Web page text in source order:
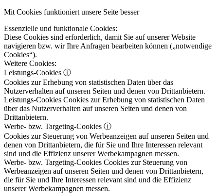
Mit Cookies funktioniert unsere Seite besser
Essenzielle und funktionale Cookies:
Diese Cookies sind erforderlich, damit Sie auf unserer Website
navigieren bzw. wir Ihre Anfragen bearbeiten können („notwendige
Cookies“).
Weitere Cookies:
Leistungs-Cookies ⓘ
Cookies zur Erhebung von statistischen Daten über das
Nutzerverhalten auf unseren Seiten und denen von Drittanbietern.
Leistungs-Cookies Cookies zur Erhebung von statistischen Daten
über das Nutzerverhalten auf unseren Seiten und denen von
Drittanbietern.
Werbe- bzw. Targeting-Cookies ⓘ
Cookies zur Steuerung von Werbeanzeigen auf unseren Seiten und
denen von Drittanbietern, die für Sie und Ihre Interessen relevant
sind und die Effizienz unserer Werbekampagnen messen.
Werbe- bzw. Targeting-Cookies Cookies zur Steuerung von
Werbeanzeigen auf unseren Seiten und denen von Drittanbietern,
die für Sie und Ihre Interessen relevant sind und die Effizienz
unserer Werbekampagnen messen.